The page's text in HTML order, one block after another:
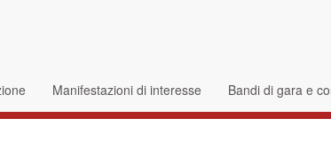
Manifestazioni di interesse Bandi di gara e